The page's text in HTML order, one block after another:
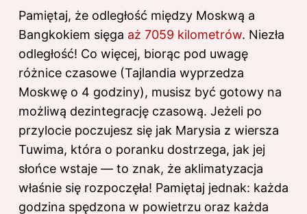
Pamiętaj, że odległość między Moskwą a
Bangkokiem sięga aż 7059 kilometrów. Niezła
odległość! Co więcej, biorąc pod uwagę
różnice czasowe (Tajlandia wyprzedza
Moskwę o 4 godziny), musisz być gotowy na
możliwą dezintegrację czasową. Jeżeli po
przylocie poczujesz się jak Marysia z wiersza
Tuwima, która o poranku dostrzega, jak jej
słońce wstaje — to znak, że aklimatyzacja
właśnie się rozpoczęła! Pamiętaj jednak: każda
godzina spędzona w powietrzu oraz każda